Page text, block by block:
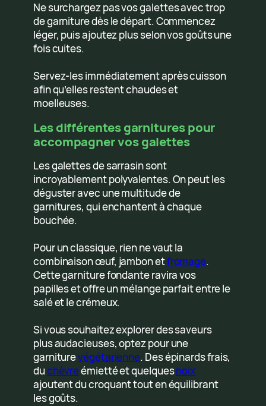
Ne surchargez pas vos galettes avec trop
de garniture dès le départ. Commencez
léger, puis ajoutez plus selon vos goûts une
fois cuites.
Servez-les immédiatement après cuisson
afin qu’elles restent chaudes et
moelleuses.
Les différentes garnitures pour
accompagner vos galettes
Les galettes de sarrasin sont
incroyablement polyvalentes. On peut les
déguster avec une multitude de
garnitures, qui enchantent à chaque
bouchée.
Pour un classique, rien ne vaut la
combinaison œuf, jambon etfromage.
Cette garniture fondante ravira vos
papilles et offre un mélange parfait entre le
salé et le crémeux.
Si vous souhaitez explorer des saveurs
plus audacieuses, optez pour une
garniturevégétarienne. Des épinards frais,
duchèvreémietté et quelquesnoix
ajoutent du croquant tout en équilibrant
les goûts.